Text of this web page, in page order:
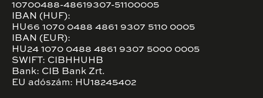
10700488-48619307-51100005
IBAN (HUF):
HU66 1070 0488 4861 9307 5110 0005
IBAN (EUR):
HU24 1070 0488 4861 9307 5000 0005
SWIFT: CIBHHUHB
Bank: CIB Bank Zrt.
EU adószám: HU18245402